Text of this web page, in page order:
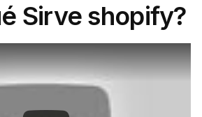
Sirve shopify?